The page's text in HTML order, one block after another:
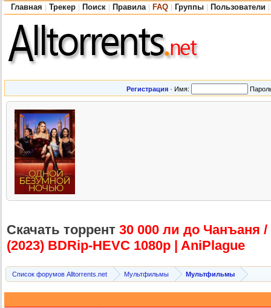
Главная Трекер Поиск Правила FAQ Группы Пользователи
Регистрация · Имя:
Скачать торрент 30 000 ли до Чанъаня
(2023) BDRip-HEVC 1080p | AniPlague
Список форумов Alltorrents.net Мультфильмы Мультфильмы